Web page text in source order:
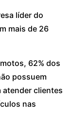
líder do
mais de 26
62% dos
possuem
atender clientes
nas